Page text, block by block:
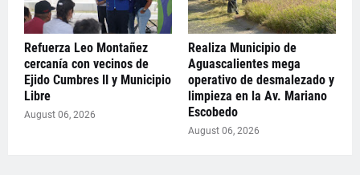
Refuerza Leo Montañez
cercanía con vecinos de
Ejido Cumbres II y Municipio
Libre
August 06, 2026
Realiza Municipio de
Aguascalientes mega
operativo de desmalezado y
limpieza en la Av. Mariano
Escobedo
August 06, 2026